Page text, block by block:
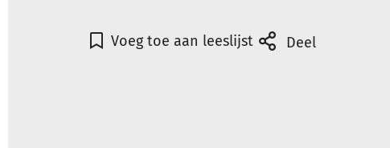
Voeg toe aan leeslijst Deel